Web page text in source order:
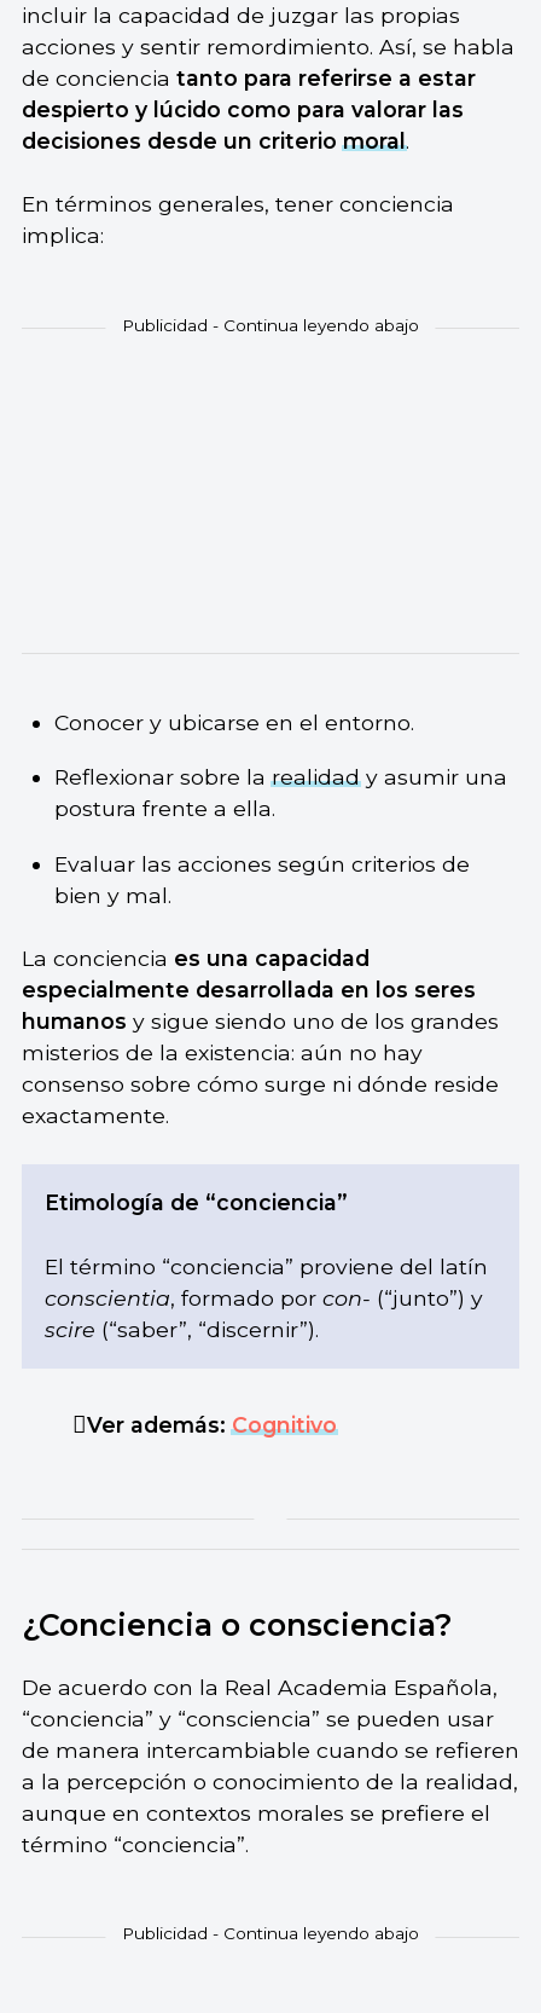
incluir la capacidad de juzgar las propias
acciones y sentir remordimiento. Así, se habla
de conciencia tanto para referirse a estar
despierto y lúcido como para valorar las
decisiones desde un criteriomoral.
En términos generales, tener conciencia
implica:
Conocer y ubicarse en el entorno.
Reflexionar sobre larealidady asumir una
postura frente a ella.
Evaluar las acciones según criterios de
bien y mal.
La conciencia es una capacidad
especialmente desarrollada en los seres
humanos y sigue siendo uno de los grandes
misterios de la existencia: aún no hay
consenso sobre cómo surge ni dónde reside
exactamente.
Etimología de “conciencia”
El término “conciencia” proviene del latín
conscientia, formado porcon- (“junto”) y
scire (“saber”, “discernir”).
Ver además:Cognitivo
¿Conciencia o consciencia?
De acuerdo con la Real Academia Española,
“conciencia” y “consciencia” se pueden usar
de manera intercambiable cuando se refieren
a la percepción o conocimiento de la realidad,
aunque en contextos morales se prefiere el
término “conciencia”.